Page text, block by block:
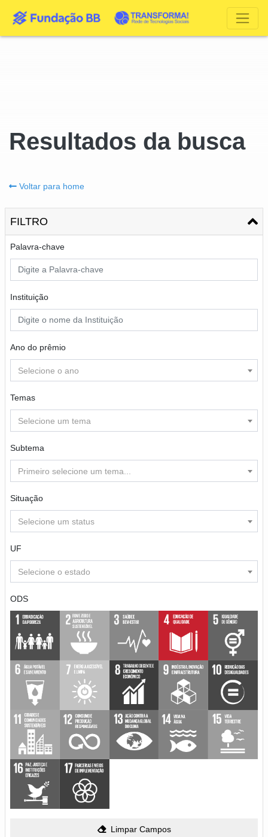
Resultados da busca
Voltar para home
FILTRO
Palavra-chave
Instituição
Ano do prêmio
Selecione o ano
Temas
Selecione um tema
Subtema
Primeiro selecione um tema...
Situação
Selecione um status
UF
Selecione o estado
ODS
Limpar Campos